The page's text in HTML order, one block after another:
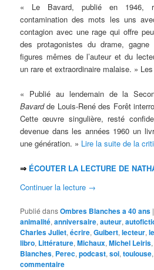
« Le Bavard, publié en 1946,
contamination des mots les uns
contagion avec une rage qui offre
des protagonistes du drame,
figures mêmes de l’auteur et du
un rare et extraordinaire malaise. »
« Publié au lendemain de la
Bavardde Louis-René des Forêt
Cette œuvre singulière, resté
devenue dans les années 1960 un
une génération. » Lire la suite de la
⇒ ÉCOUTER LA LECTURE DE
Continuer la lecture →
Publié dansOmbres Blanches a 40 ans |
animalité,anniversaire,auteur,
Charles Juliet,écrire,Guibert,lecteur,
libro, Littérature,Michaux,Michel Leiris
Blanches, Perec,podcast,soi,toulouse
commentaire